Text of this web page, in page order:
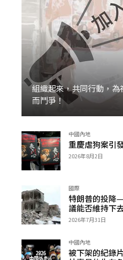
組織起來，共同行動，為
而鬥爭！
加入 中國內地
重慶虐狗案引
2026年8月2日
國際
特朗普的投降
議能否維持下
2026年7月31日
中國內地
被下架的紀錄